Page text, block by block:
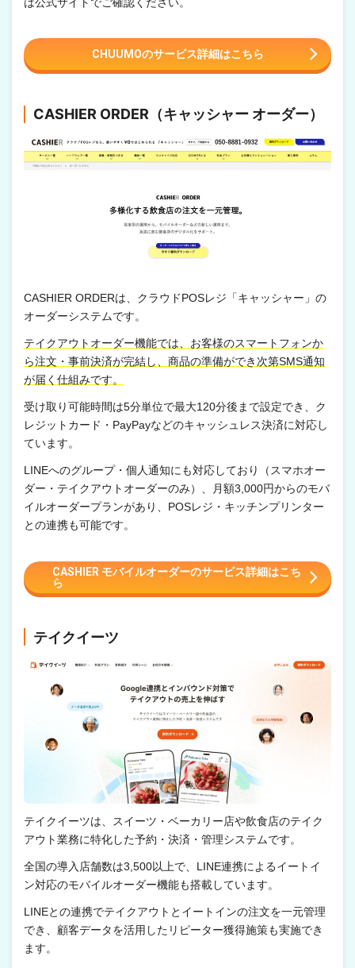
CHUUMOのサービス詳細はこちら
CASHIER ORDER（キャッシャー オーダー）
CASHIER ORDERは、クラウドPOSレジ「キャッシャー」の
オーダーシステムです。
テイクアウトオーダー機能では、お客様のスマートフォンか
ら注文・事前決済が完結し、商品の準備ができ次第SMS通知
が届く仕組みです。
受け取り可能時間は5分単位で最大120分後まで設定でき、ク
レジットカード・PayPayなどのキャッシュレス決済に対応し
ています。
LINEへのグループ・個人通知にも対応しており（スマホオー
ダー・テイクアウトオーダーのみ）、月額3,000円からのモバ
イルオーダープランがあり、POSレジ・キッチンプリンター
との連携も可能です。
CASHIER モバイルオーダーのサービス詳細はこち
ら
テイクイーツ
テイクイーツは、スイーツ・ベーカリー店や飲食店のテイク
アウト業務に特化した予約・決済・管理システムです。
全国の導入店舗数は3,500以上で、LINE連携によるイートイ
ン対応のモバイルオーダー機能も搭載しています。
LINEとの連携でテイクアウトとイートインの注文を一元管理
でき、顧客データを活用したリピーター獲得施策も実施でき
ます。